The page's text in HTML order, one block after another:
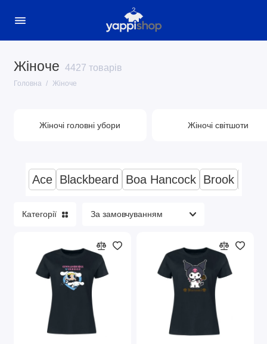
Жіноче 4427 товарів
Головна Жіноче
Жіночі головні убори
Показати все
Жіночі головні убори Жіночі світшоти
Ace Blackbeard Boa Hancock Brook
Категорії